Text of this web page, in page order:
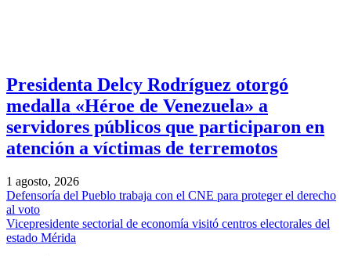
Presidenta Delcy Rodríguez otorgó
medalla «Héroe de Venezuela» a
servidores públicos que participaron en
atención a víctimas de terremotos
1 agosto, 2026
Defensoría del Pueblo trabaja con el CNE para proteger el derecho
al voto
Vicepresidente sectorial de economía visitó centros electorales del
estado Mérida